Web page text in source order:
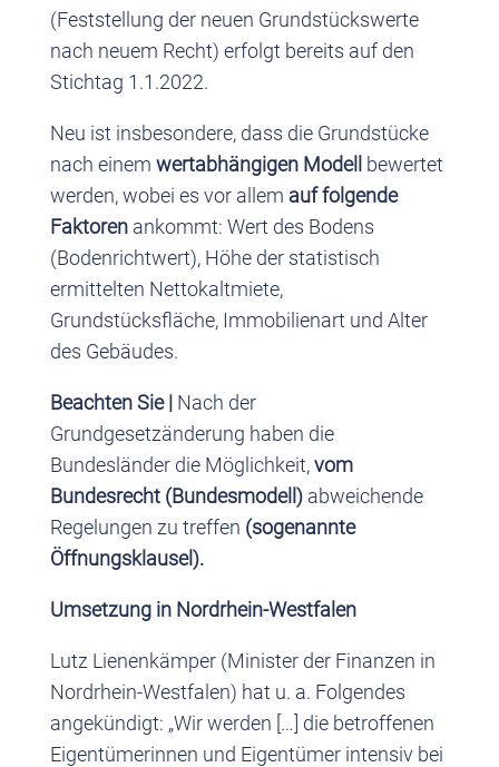
(Feststellung der neuen Grundstückswerte
nach neuem Recht) erfolgt bereits auf den
Stichtag 1.1.2022.
Neu ist insbesondere, dass die Grundstücke
nach einem wertabhängigen Modell
bewertet
werden, wobei es vor allem auf folgende
Faktorenankommt: Wert des Bodens
(Bodenrichtwert), Höhe der statistisch
ermittelten Nettokaltmiete,
Grundstücksfläche, Immobilienart und Alter
des Gebäudes.
Beachten Sie | Nach der
Grundgesetzänderung haben die
Bundesländer die Möglichkeit,vom
Bundesrecht (Bundesmodell)abweichende
Regelungen zu treffen (sogenannte
Öffnungsklausel).
Umsetzung in Nordrhein-Westfalen
Lutz Lienenkämper (Minister der Finanzen in
Nordrhein-Westfalen) hat u. a. Folgendes
angekündigt: „Wir werden […] die betroffenen
Eigentümerinnen und Eigentümer intensiv bei